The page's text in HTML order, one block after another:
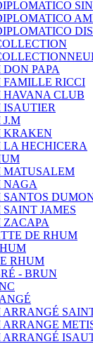
PAPA
FAMILLE RICCI
HAVANA CLUB
ISAUTIER
J.M
KRAKEN
LA HECHICERA
MATUSALEM
NAGA
SANTOS
JAMES
ZACAPA
DE RHUM
RHUM
- BRUN
ARRANGÉ
ARRANGÉ